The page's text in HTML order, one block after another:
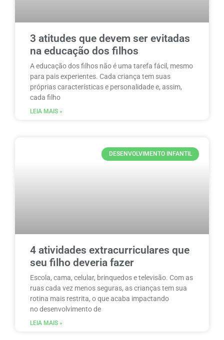
3 atitudes que devem ser evitadas
na educação dos filhos
A educação dos filhos não é uma tarefa fácil, mesmo
para pais experientes. Cada criança tem suas
próprias características e personalidade e, assim,
cada filho
LEIA MAIS »
DESENVOLVIMENTO INFANTIL
4 atividades extracurriculares que
seu filho deveria fazer
Escola, cama, celular, brinquedos e televisão. Com as
ruas cada vez menos seguras, as crianças tem sua
rotina mais restrita, o que acaba impactando
no desenvolvimento de
LEIA MAIS »